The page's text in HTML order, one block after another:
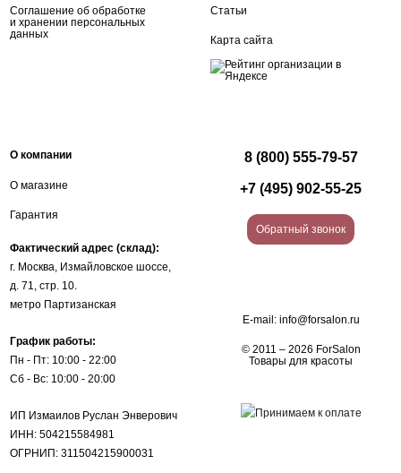
Соглашение об обработке
и хранении персональных
данных
Статьи
Карта сайта
О компании
О магазине
Гарантия
Фактический адрес (склад):
г. Москва, Измайловское шоссе,
д. 71, стр. 10.
метро Партизанская
График работы:
Пн - Пт: 10:00 - 22:00
Сб - Вс: 10:00 - 20:00
ИП Измаилов Руслан Энверович
ИНН: 504215584981
ОГРНИП: 311504215900031
8 (800) 555-79-57
+7 (495) 902-55-25
Обратный звонок
E-mail: info@forsalon.ru
© 2011 – 2026 ForSalon
Товары для красоты